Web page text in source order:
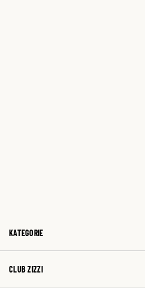
KATEGORIE
CLUB ZIZZI